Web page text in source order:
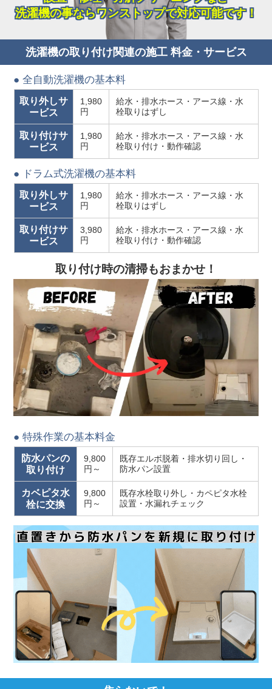
洗濯機の事ならワンストップで対応可能です！
洗濯機の取り付け関連の施工 料金・サービス
● 全自動洗濯機の基本料
取り外しサ
ービス
1,980
円
給水・排水ホース・アース線・水
栓取りはずし
取り付けサ
ービス
1,980
円
給水・排水ホース・アース線・水
栓取り付け・動作確認
● ドラム式洗濯機の基本料
取り外しサ
ービス
1,980
円
給水・排水ホース・アース線・水
栓取りはずし
取り付けサ
ービス
3,980
円
給水・排水ホース・アース線・水
栓取り付け・動作確認
取り付け時の清掃もおまかせ！
● 特殊作業の基本料金
防水パンの
取り付け
9,800
円～
既存エルボ脱着・排水切り回し・
防水パン設置
カベピタ水
栓に交換
9,800
円～
既存水栓取り外し・カペピタ水栓
設置・水漏れチェック